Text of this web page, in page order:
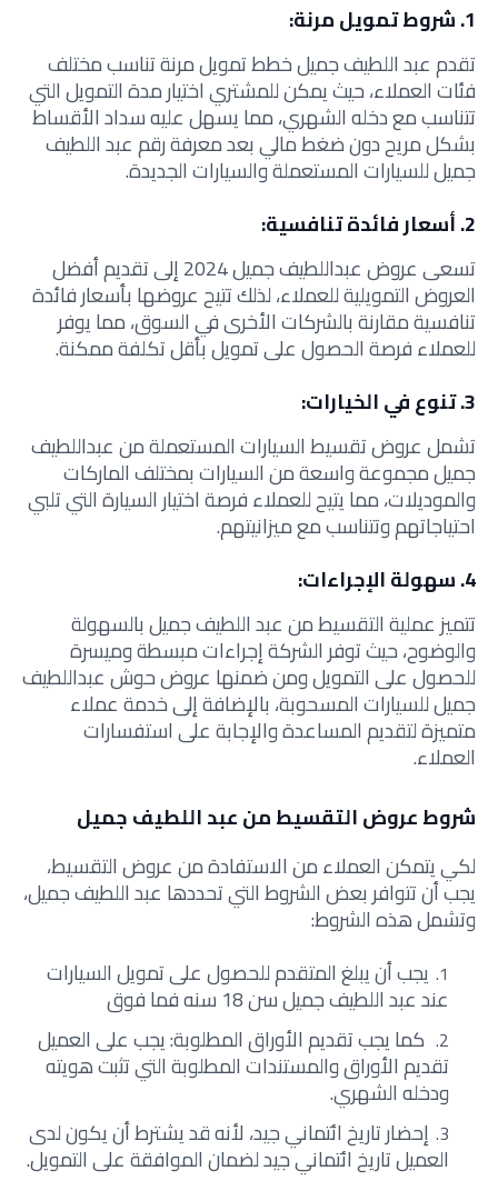
1. شروط تمويل مرنة:
تقدم عبد اللطيف جميل خطط تمويل مرنة تناسب مختلف
فئات العملاء، حيث يمكن للمشتري اختيار مدة التمويل التي
تتناسب مع دخله الشهري، مما يسهل عليه سداد الأقساط
بشكل مريح دون ضغط مالي بعدمعرفةرقم عبد اللطيف
جميل للسيارات المستعملة والسيارات الجديدة.
2. أسعار فائدة تنافسية:
تسعىعروض عبداللطيف جميل 2024 إلى تقديم أفضل
العروض التمويلية للعملاء، لذلك تتيح عروضها بأسعار فائدة
تنافسية مقارنة بالشركات الأخرى في السوق، مما يوفر
للعملاء فرصة الحصول على تمويل بأقل تكلفة ممكنة.
3. تنوع في الخيارات:
تشمل عروض تقسيط السيارات المستعملة من عبداللطيف
جميل مجموعة واسعة من السيارات بمختلف الماركات
والموديلات، مما يتيح للعملاء فرصة اختيار السيارة التي تلبي
احتياجاتهم وتتناسب مع ميزانيتهم.
4. سهولة الإجراءات:
تتميز عملية التقسيط من عبد اللطيف جميل بالسهولة
والوضوح، حيث توفر الشركة إجراءات مبسطة وميسرة
للحصول على التمويل ومن ضمنها عروض حوش عبداللطيف
جميل للسيارات المسحوبة، بالإضافة إلى خدمة عملاء
متميزة لتقديم المساعدة والإجابة على استفسارات
العملاء.
شروط عروض التقسيط من عبد اللطيف جميل
لكي يتمكن العملاء من الاستفادة من عروض التقسيط،
يجب أن تتوافر بعض الشروط التي تحددها عبد اللطيف جميل،
وتشمل هذه الشروط:
يجب أن يبلغ المتقدم للحصول على تمويل السيارات
عند عبد اللطيف جميل سن 18 سنه فما فوق
كما يجب تقديم الأوراق المطلوبة: يجب على العميل
تقديم الأوراق والمستندات المطلوبة التي تثبت هويته
ودخله الشهري.
إحضار تاريخ ائتماني جيد، لأنه قد يشترط أن يكون لدى
العميل تاريخ ائتماني جيد لضمان الموافقة على التمويل.